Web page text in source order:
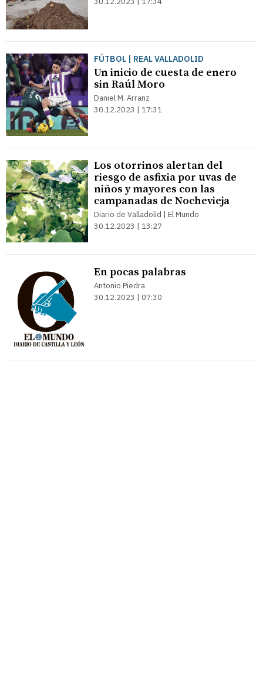
FÚTBOL | REAL VALLADOLID
Un inicio de cuesta de enero
sin Raúl Moro
Daniel M. Arranz
30.12.2023 | 17:31
Los otorrinos alertan del
riesgo de asfixia por uvas de
niños y mayores con las
campanadas de Nochevieja
Diario de Valladolid | El Mundo
30.12.2023 | 13:27
En pocas palabras
Antonio Piedra
30.12.2023 | 07:30